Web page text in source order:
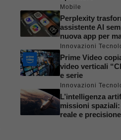
Mobile
Perplexity
assistente AI
nuova app per
Innovazioni
Prime Video
video verticali
e serie
Innovazioni
L’intelligenza
missioni
reale e